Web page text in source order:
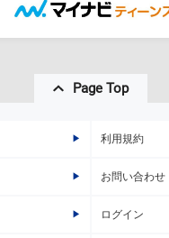
Page Top
利用規約
お問い合わせ
ログイン